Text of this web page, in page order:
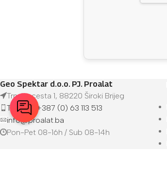
Geo Spektar d.o.o. PJ. Proalat
Trnska cesta 1, 88220 Široki Brijeg
Telefon: +387 (0) 63 113 513
info@proalat.ba
Pon-Pet 08-16h / Sub 08-14h